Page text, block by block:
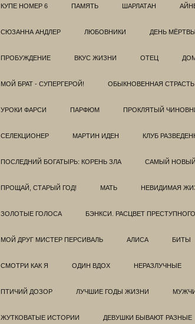
КУПЕ НОМЕР 6 ПАМЯТЬ ШАРЛАТАН
СЮЗАННА АНДЛЕР ЛЮБОВНИКИ ДЕНЬ
ПРОБУЖДЕНИЕ ВКУС ЖИЗНИ ОТЕЦ
МОЙ БРАТ - СУПЕРГЕРОЙ! ОБЫКНОВЕННАЯ СТРАСТЬ
УРОКИ ФАРСИ ПАРФЮМ ПРОКЛЯТЫЙ
СЕЛЕКЦИОНЕР МАРТИН ИДЕН КЛУБ
ПОСЛЕДНИЙ БОГАТЫРЬ: КОРЕНЬ ЗЛА САМЫЙ НОВЫЙ
ПРОЩАЙ, СТАРЫЙ ГОД! МАТЬ НЕВИДИМАЯ
ЗОЛОТЫЕ ГОЛОСА БЭНКСИ. РАСЦВЕТ
МОЙ ДРУГ МИСТЕР ПЕРСИВАЛЬ АЛИСА БИТЫ
СМОТРИ КАК Я ОДИН ВДОХ НЕРАЗЛУЧНЫЕ
ПТИЧИЙ ДОЗОР ЛУЧШИЕ ГОДЫ ЖИЗНИ
ЖУТКОВАТЫЕ ИСТОРИИ ДЕВУШКИ БЫВАЮТ РАЗНЫЕ